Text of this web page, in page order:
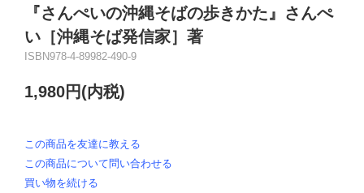
『さんぺいの沖縄そばの歩きかた』さんぺ
い［沖縄そば発信家］著
ISBN978-4-89982-490-9
1,980円(内税)
この商品を友達に教える
この商品について問い合わせる
買い物を続ける